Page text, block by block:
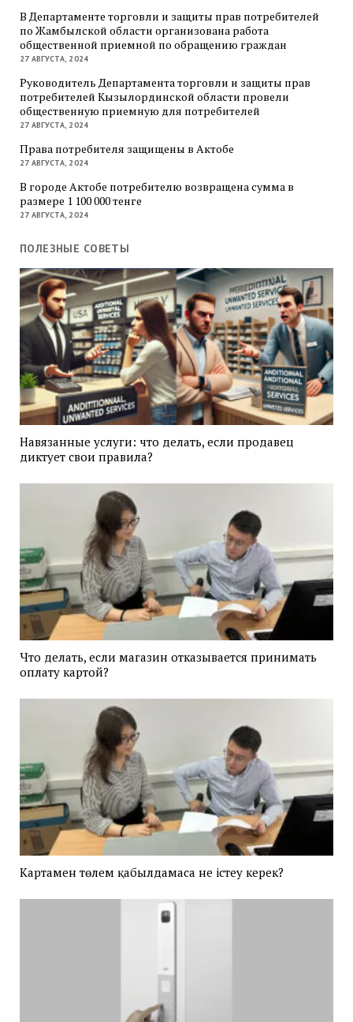
В Департаменте торговли и защиты прав потребителей
по Жамбылской области организована работа
общественной приемной по обращению граждан
27 АВГУСТА, 2024
Руководитель Департамента торговли и защиты прав
потребителей Кызылординской области провели
общественную приемную для потребителей
27 АВГУСТА, 2024
Права потребителя защищены в Актобе
27 АВГУСТА, 2024
В городе Актобе потребителю возвращена сумма в
размере 1 100 000 тенге
27 АВГУСТА, 2024
ПОЛЕЗНЫЕ СОВЕТЫ
Навязанные услуги: что делать, если продавец
диктует свои правила?
Что делать, если магазин отказывается принимать
оплату картой?
Картамен төлем қабылдамаса не істеу керек?